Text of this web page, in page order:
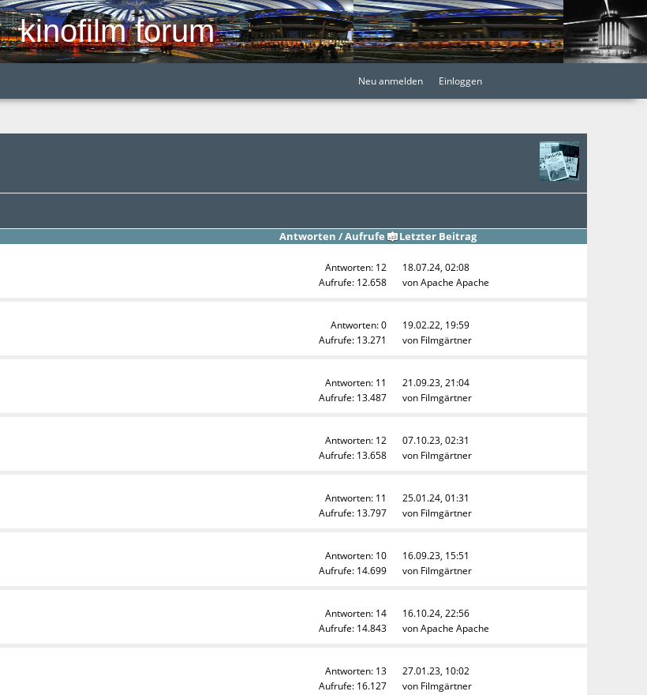
kinofilm forum
Neu anmelden Einloggen
Antworten /Aufrufe
Letzter Beitrag
Antworten: 12
Aufrufe: 12.658
18.07.24, 02:08
vonApache Apache
Antworten: 0
Aufrufe: 13.271
19.02.22, 19:59
von Filmgärtner
Antworten: 11
Aufrufe: 13.487
21.09.23, 21:04
von Filmgärtner
Antworten: 12
Aufrufe: 13.658
07.10.23, 02:31
von Filmgärtner
Antworten: 11
Aufrufe: 13.797
25.01.24, 01:31
von Filmgärtner
Antworten: 10
Aufrufe: 14.699
16.09.23, 15:51
von Filmgärtner
Antworten: 14
Aufrufe: 14.843
16.10.24, 22:56
vonApache Apache
Antworten: 13
Aufrufe: 16.127
27.01.23, 10:02
von Filmgärtner